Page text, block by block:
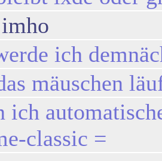
ich
mäuschen
ich
classic =